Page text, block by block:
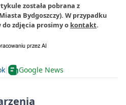
została pobrana z
Bydgoszczy). W przypadku
zdjęcia prosimy o kontakt.
Google News